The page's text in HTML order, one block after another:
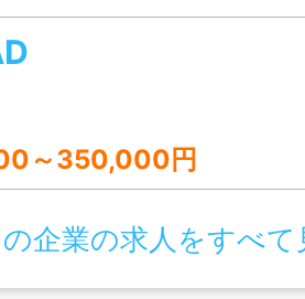
出産のタイミングでも安心
計が変わっても安定して
てみませんか？職場見学
～350,000円
企業の求人をすべて